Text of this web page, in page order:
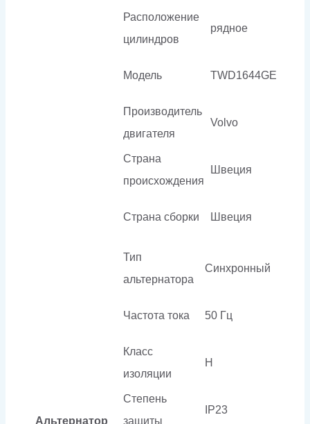
Расположение
цилиндров
рядное
Модель TWD1644GE
Производитель
двигателя
Volvo
Страна
происхождения
Швеция
Страна сборки Швеция
Альтернатор
Тип
альтернатора
Синхронный
Частота тока 50 Гц
Класс
изоляции
H
Степень
защиты
IP23